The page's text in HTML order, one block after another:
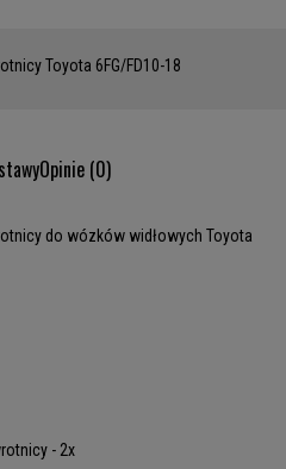
Toyota 6FG/FD10-18
Opinie (0)
do wózków widłowych Toyota
- 2x